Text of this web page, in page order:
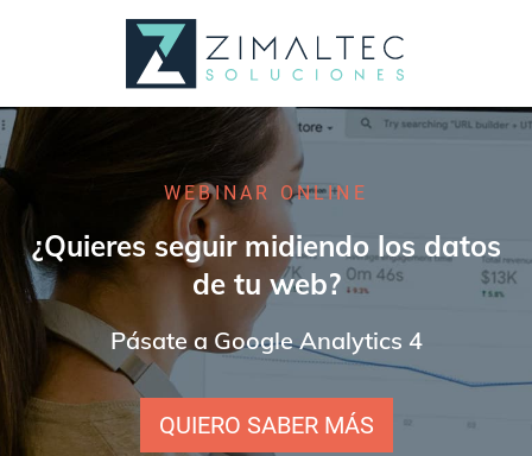
WEBINAR ONLINE
¿Quieres seguir midiendo los datos
de tu web?
Pásate a Google Analytics 4
QUIERO SABER MÁS